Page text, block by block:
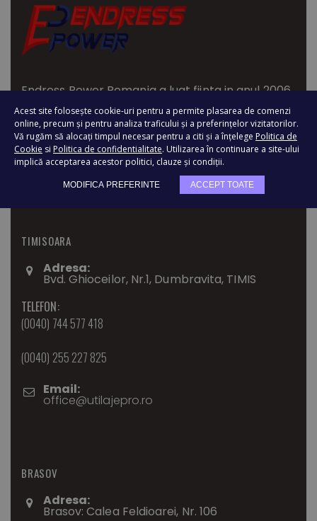
Acest site folosește cookie-uri pentru a permite plasarea de comenzi
online, precum și pentru analiza traficului și a preferințelor vizitatorilor.
Vă rugăm să alocați timpul necesar pentru a citi și a înțelege Politica de
Cookie si Politica de confidentialitate. Utilizarea în continuare a site-ului
implică acceptarea acestor politici, clauze și condiții.
MODIFICA PREFERINTE ACCEPT TOATE
Endress Power Romania a luat fiinta in anul 2006 ,
din dorinta de a oferi pe piata din Europa de Est,
utilaje si masini pentru industrie si constructii de
cea mai buna calitate.
TIMISOARA
Adresa:
Bvd. Ghioceilor, Nr.1, Dumbravita, TIMIS
TELEFON:
(0040) 744 577 418
(0040) 255 227 825
Email:
office@utilajepro.ro
BRASOV
Adresa:
Brasov: Calea Feldioarei, Nr. 106